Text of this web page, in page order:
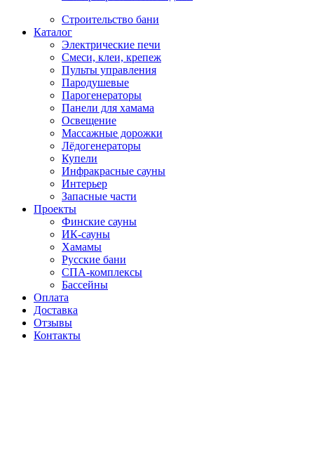
Строительство бани
Каталог
Электрические печи
Смеси, клеи, крепеж
Пульты управления
Пародушевые
Парогенераторы
Панели для хамама
Освещение
Массажные дорожки
Лёдогенераторы
Купели
Инфракрасные сауны
Интерьер
Запасные части
Проекты
Финские сауны
ИК-сауны
Хамамы
Русские бани
СПА-комплексы
Бассейны
Оплата
Доставка
Отзывы
Контакты